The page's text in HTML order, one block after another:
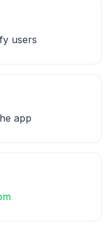
users
app